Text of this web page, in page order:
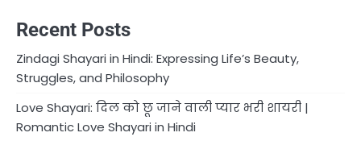
Recent Posts
Zindagi Shayari in Hindi: Expressing Life’s Beauty,
Struggles, and Philosophy
Love Shayari: दिल को छू जाने वाली प्यार भरी शायरी |
Romantic Love Shayari in Hindi